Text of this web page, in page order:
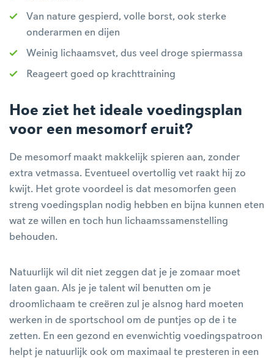
Van nature gespierd, volle borst, ook sterke
onderarmen en dijen
Weinig lichaamsvet, dus veel droge spiermassa
Reageert goed op krachttraining
Hoe ziet het ideale voedingsplan
voor een mesomorf eruit?
De mesomorf maakt makkelijk spieren aan, zonder
extra vetmassa. Eventueel overtollig vet raakt hij zo
kwijt. Het grote voordeel is dat mesomorfen geen
streng voedingsplan nodig hebben en bijna kunnen eten
wat ze willen en toch hun lichaamssamenstelling
behouden.
Natuurlijk wil dit niet zeggen dat je je zomaar moet
laten gaan. Als je je talent wil benutten om je
droomlichaam te creëren zul je alsnog hard moeten
werken in de sportschool om de puntjes op de i te
zetten. En een gezond en evenwichtig voedingspatroon
helpt je natuurlijk ook om maximaal te presteren in een